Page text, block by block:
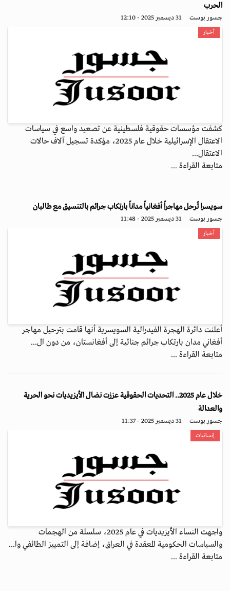
الحرب
جسور بوست 31 ديسمبر 2025 - 12:10
أخبار
كشفت مؤسسات حقوقية فلسطينية عن تصعيد واسع في سياسات
الاعتقال الإسرائيلية خلال عام 2025، مؤكدة تسجيل آلاف حالات
الاعتقال...
متابعة القراءة ...
سويسرا تُرحل مهاجراً أفغانياً مداناً بارتكاب جرائم بالتنسيق مع طالبان
جسور بوست 31 ديسمبر 2025 - 11:48
أخبار
أعلنت دائرة الهجرة الفيدرالية السويسرية أنها قامت بترحيل مهاجر
أفغاني مدان بارتكاب جرائم جنائية إلى أفغانستان، من دون ال...
متابعة القراءة ...
خلال عام 2025.. التحديات الحقوقية عززت نضال الأيزيديات نحو الحرية
والعدالة
جسور بوست 31 ديسمبر 2025 - 11:37
إنسانيات
واجهت النساء الأيزيديات في عام 2025، سلسلة من الهجمات
والسياسات الحكومية المعقدة في العراق، إضافة إلى التمييز الطائفي وا...
متابعة القراءة ...